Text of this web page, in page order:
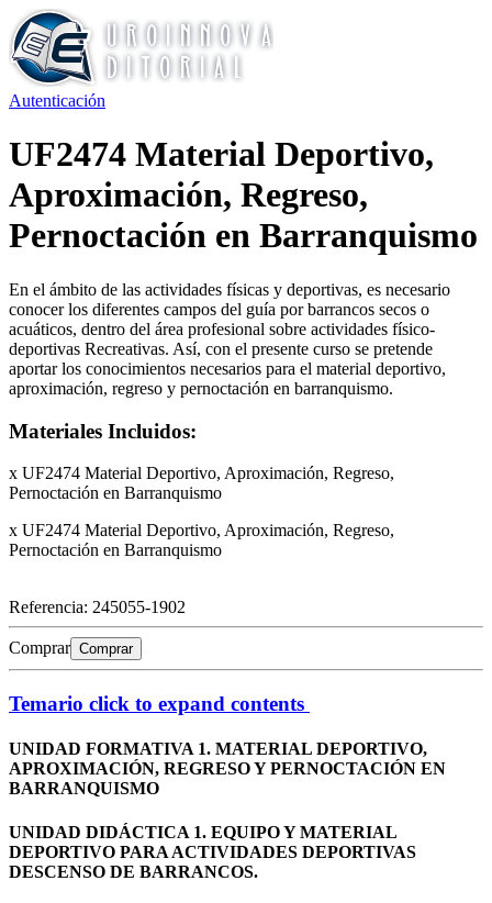
Autenticación
UF2474 Material Deportivo,
Aproximación, Regreso,
Pernoctación en Barranquismo
En el ámbito de las actividades físicas y deportivas, es necesario
conocer los diferentes campos del guía por barrancos secos o
acuáticos, dentro del área profesional sobre actividades físico-
deportivas Recreativas. Así, con el presente curso se pretende
aportar los conocimientos necesarios para el material deportivo,
aproximación, regreso y pernoctación en barranquismo.
Materiales Incluidos:
x UF2474 Material Deportivo, Aproximación, Regreso,
Pernoctación en Barranquismo
x UF2474 Material Deportivo, Aproximación, Regreso,
Pernoctación en Barranquismo
Referencia: 245055-1902
Comprar Comprar
Temario click to expand contents
UNIDAD FORMATIVA 1. MATERIAL DEPORTIVO,
APROXIMACIÓN, REGRESO Y PERNOCTACIÓN EN
BARRANQUISMO
UNIDAD DIDÁCTICA 1. EQUIPO Y MATERIAL
DEPORTIVO PARA ACTIVIDADES DEPORTIVAS
DESCENSO DE BARRANCOS.